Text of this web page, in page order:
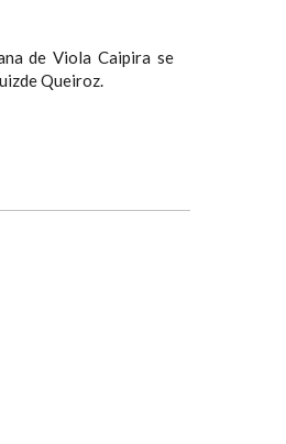
de Viola Caipira se
Queiroz.